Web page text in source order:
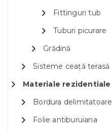
Fittinguri tub
Tuburi picurare
Grădină
Sisteme ceață terasă
Materiale rezidentiale
Bordura delimitatoare
Folie antiburuiana